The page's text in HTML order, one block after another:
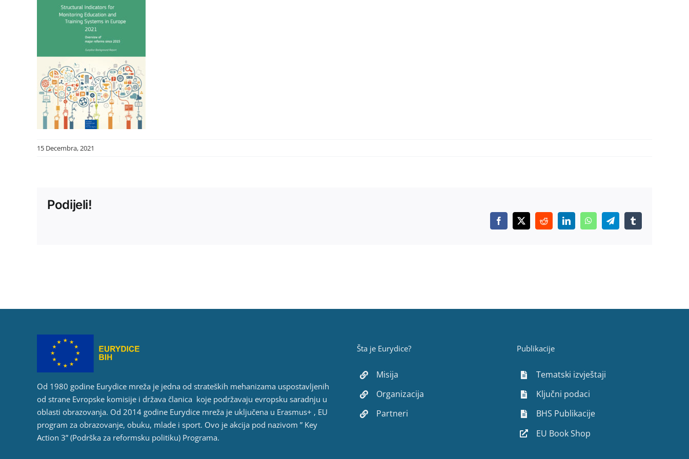
15 Decembra, 2021
Podijeli!
Facebook
X RedditLinkedInWhatsAppTelegramTumblr
Od 1980 godine Eurydice mreža je jedna od strateških mehanizama uspostavljenih
od strane Evropske komisije i država članica koje podržavaju evropsku saradnju u
oblasti obrazovanja. Od 2014 godine Eurydice mreža je uključena u Erasmus+ , EU
program za obrazovanje, obuku, mlade i sport. Ovo je akcija pod nazivom ” Key
Action 3” (Podrška za reformsku politiku) Programa.
Šta je Eurydice?
Misija
Organizacija
Partneri
Publikacije
Tematski izvještaji
Ključni podaci
BHS Publikacije
EU Book Shop